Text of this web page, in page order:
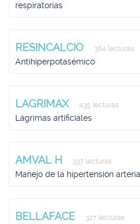
respiratorias
RESINCALCIO 364 lecturas
Antihiperpotasémico
LAGRIMAX 435 lecturas
Lágrimas artificiales
AMVAL H 337 lecturas
Manejo de la hipertensión
BELLAFACE 327 lecturas